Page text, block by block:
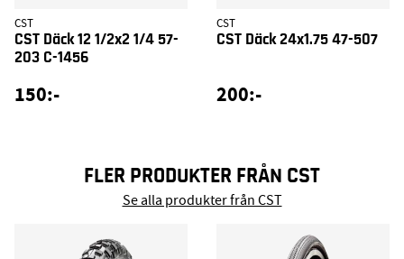
CST
CST Däck 12 1/2x2 1/4 57-
203 C-1456
150:-
CST
CST Däck 24x1.75 47-507
200:-
FLER PRODUKTER FRÅN CST
Se alla produkter från CST